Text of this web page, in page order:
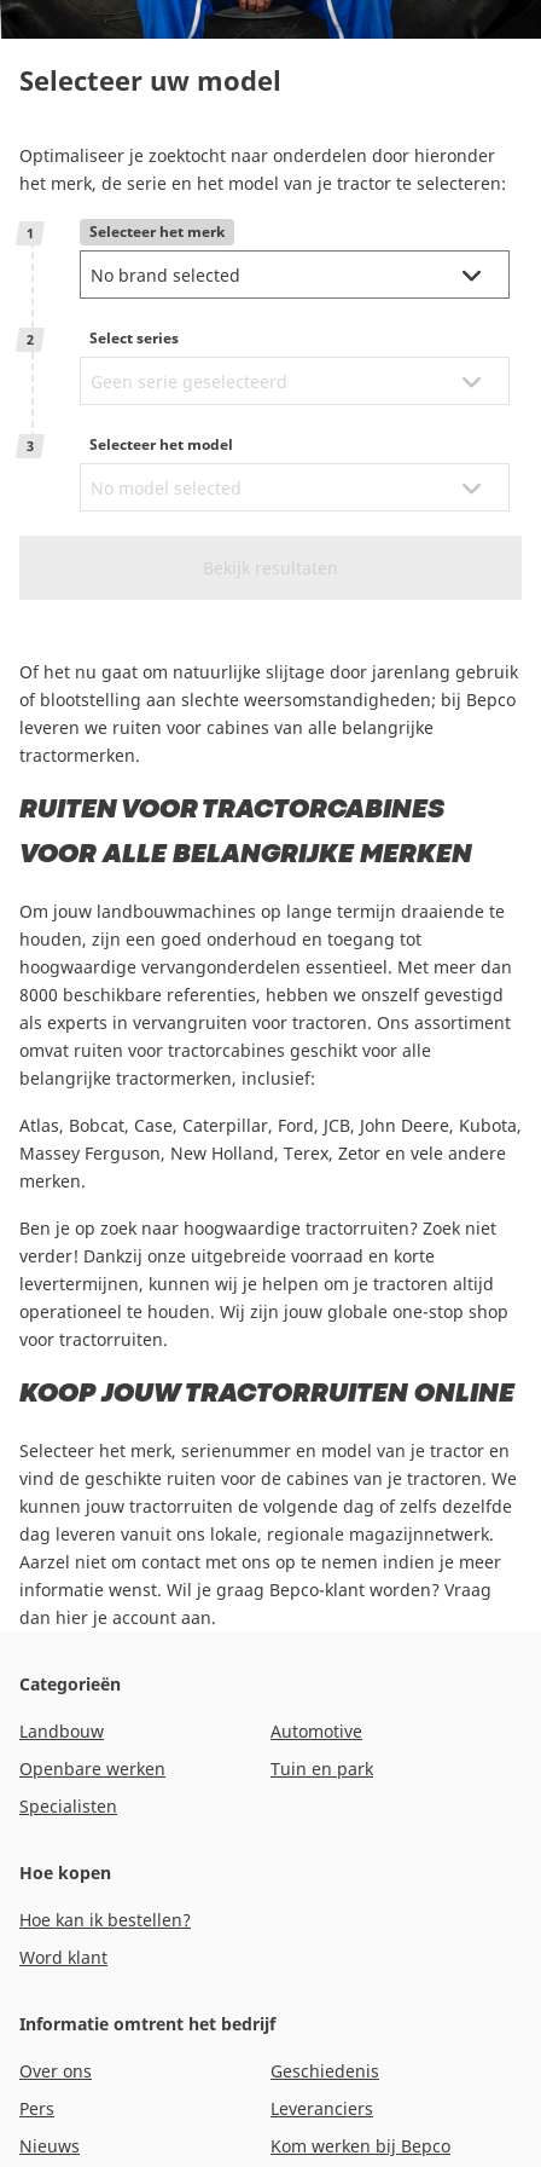
menuReman & Repair
Ontdek ons gamma
Hoe kopen
Contact
Glassinter
Energic Plus
Global (Dutch)
Selecteer uw model
Optimaliseer je zoektocht naar onderdelen door hieronder
het merk, de serie en het model van je tractor te selecteren:
1 Selecteer het merk
2 Select series
3 Selecteer het model
Of het nu gaat om natuurlijke slijtage door jarenlang gebruik
of blootstelling aan slechte weersomstandigheden; bij Bepco
leveren we ruiten voor cabines van alle belangrijke
tractormerken.
RUITEN VOOR TRACTORCABINES
VOOR ALLE BELANGRIJKE MERKEN
Om jouw landbouwmachines op lange termijn draaiende te
houden, zijn een goed onderhoud en toegang tot
hoogwaardige vervangonderdelen essentieel. Met meer dan
8000 beschikbare referenties, hebben we onszelf gevestigd
als experts in vervangruiten voor tractoren. Ons assortiment
omvat ruiten voor tractorcabines geschikt voor alle
belangrijke tractormerken, inclusief:
Atlas, Bobcat, Case, Caterpillar, Ford, JCB, John Deere, Kubota,
Massey Ferguson, New Holland, Terex, Zetor en vele andere
merken.
Ben je op zoek naar hoogwaardige tractorruiten? Zoek niet
verder! Dankzij onze uitgebreide voorraad en korte
levertermijnen, kunnen wij je helpen om je tractoren altijd
operationeel te houden. Wij zijn jouw globale one-stop shop
voor tractorruiten.
KOOP JOUWTRACTORRUITEN ONLINE
Selecteer het merk, serienummer en model van je tractor en
vind de geschikte ruiten voor de cabines van je tractoren. We
kunnen jouw tractorruiten de volgende dag of zelfs dezelfde
dag leveren vanuit ons lokale, regionale magazijnnetwerk.
Aarzel niet om contact met ons op te nemen indien je meer
informatie wenst. Wil je graag Bepco-klant worden? Vraag
dan hier je account aan.
Categorieën
Landbouw
Automotive
Openbare werken
Tuin en park
Specialisten
Hoe kopen
Hoe kan ik bestellen?
Word klant
Informatie omtrent het bedrijf
Over ons
Geschiedenis
Pers
Leveranciers
Nieuws
Kom werken bij Bepco